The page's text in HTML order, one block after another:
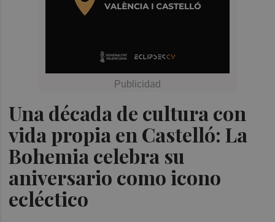
Una década de cultura con
vida propia en Castelló: La
Bohemia celebra su
aniversario como icono
ecléctico